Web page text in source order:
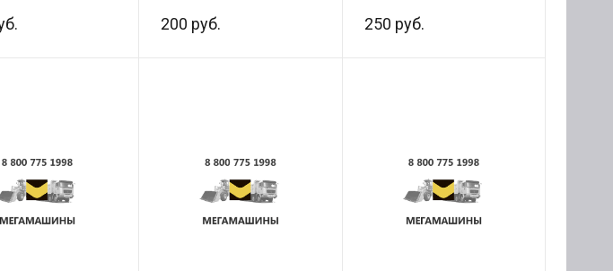
(сайлентблок) малый
200 руб.
(сайлентблок) малый
250 руб.